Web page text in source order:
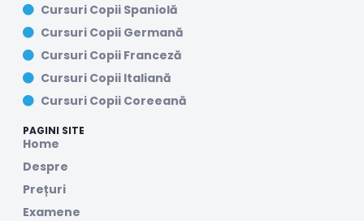
Cursuri Copii Spaniolă
Cursuri Copii Germană
Cursuri Copii Franceză
Cursuri Copii Italiană
Cursuri Copii Coreeană
PAGINI SITE
Home
Despre
Prețuri
Examene